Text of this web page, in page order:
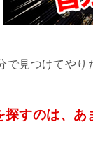
で見つけてやり
すのは、あ